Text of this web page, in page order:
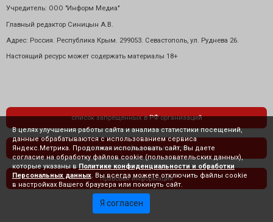
Учредитель: ООО "Информ Медиа"
Главный редактор Синицын А.В.
Адрес: Россия. Республика Крым. 299053. Севастополь, ул. Руднева 26.
Настоящий ресурс может содержать материалы 18+
список запрещенных в РФ организаций
политика конфиденциальности
правовая информация
В целях улучшения работы сайта и анализа статистики посещений,
данные обрабатываются с использованием сервиса
Яндекс.Метрика. Продолжая использовать сайт, Вы даете
согласие на обработку файлов cookie (пользовательских данных),
которые указаны в Политике конфиденциальности и обработки
Персональных данных . Вы всегда можете отключить файлы cookie
в настройках Вашего браузера или покинуть сайт.
Я согласен